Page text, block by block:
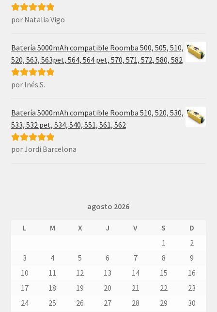
Valorado con
por Natalia Vigo
Batería 5000mAh compatible Roomba 500, 505, 510,
520, 563, 563pet, 564, 564 pet, 570, 571, 572, 580, 582
Valorado con
por Inés S.
Batería 5000mAh compatible Roomba 510, 520, 530,
533, 532 pet, 534, 540, 551, 561, 562
Valorado con
por Jordi Barcelona
agosto 2026
L M X J V S
D
1
2
3
4 5 6 7 8
9
10
11 12 13 14 15
16
17
18 19 20 21 22
23
24
25 26 27 28 29
30